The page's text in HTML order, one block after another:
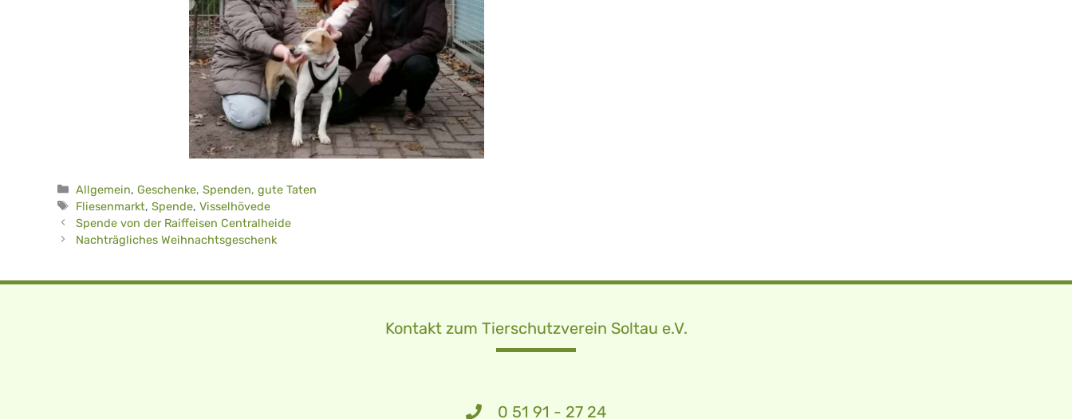
Kategorien
Allgemein,Geschenke, Spenden, gute Taten
Schlagwörter
Fliesenmarkt,Spende,Visselhövede
Spende von der Raiffeisen Centralheide
Nachträgliches Weihnachtsgeschenk
Kontakt zum Tierschutzverein Soltau e.V.
0 51 91 - 27 24